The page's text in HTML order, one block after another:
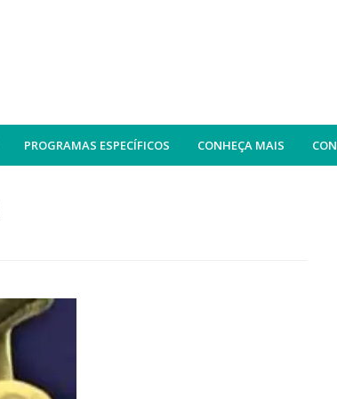
PROGRAMAS ESPECÍFICOS CONHEÇA MAIS